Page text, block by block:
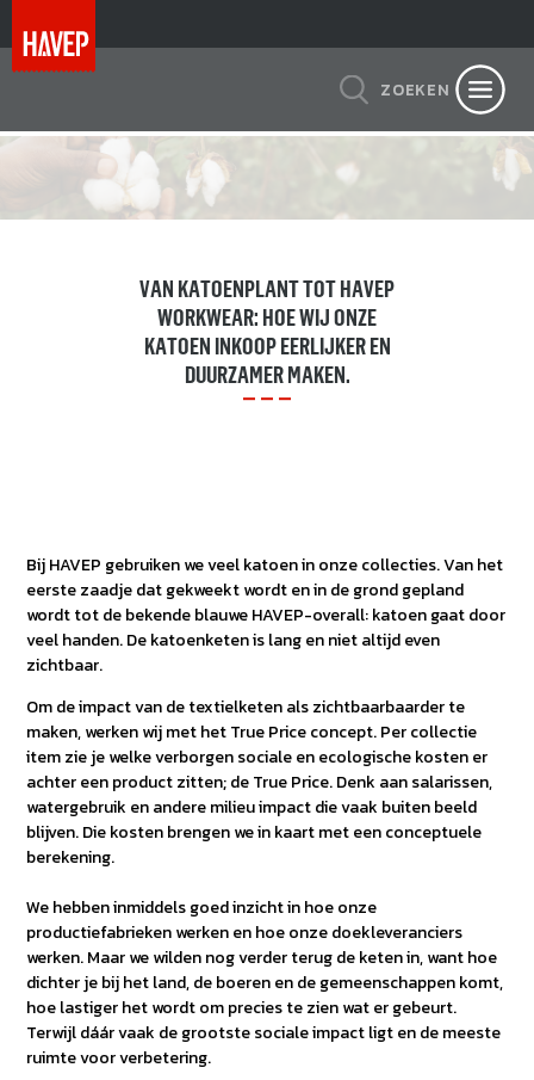
ZOEKEN
VAN KATOENPLANT TOT HAVEP
WORKWEAR: HOE WIJ ONZE
KATOEN INKOOP EERLIJKER EN
DUURZAMER MAKEN.
Bij HAVEP gebruiken we veel katoen in onze collecties. Van het
eerste zaadje dat gekweekt wordt en in de grond gepland
wordt tot de bekende blauwe HAVEP-overall: katoen gaat door
veel handen. De katoenketen is lang en niet altijd even
zichtbaar.
Om de impact van de textielketen als zichtbaarbaarder te
maken, werken wij met het True Price concept. Per collectie
item zie je welke verborgen sociale en ecologische kosten er
achter een product zitten; de True Price. Denk aan salarissen,
watergebruik en andere milieu impact die vaak buiten beeld
blijven. Die kosten brengen we in kaart met een conceptuele
berekening.
We hebben inmiddels goed inzicht in hoe onze
productiefabrieken werken en hoe onze doekleveranciers
werken. Maar we wilden nog verder terug de keten in, want hoe
dichter je bij het land, de boeren en de gemeenschappen komt,
hoe lastiger het wordt om precies te zien wat er gebeurt.
Terwijl dáár vaak de grootste sociale impact ligt en de meeste
ruimte voor verbetering.